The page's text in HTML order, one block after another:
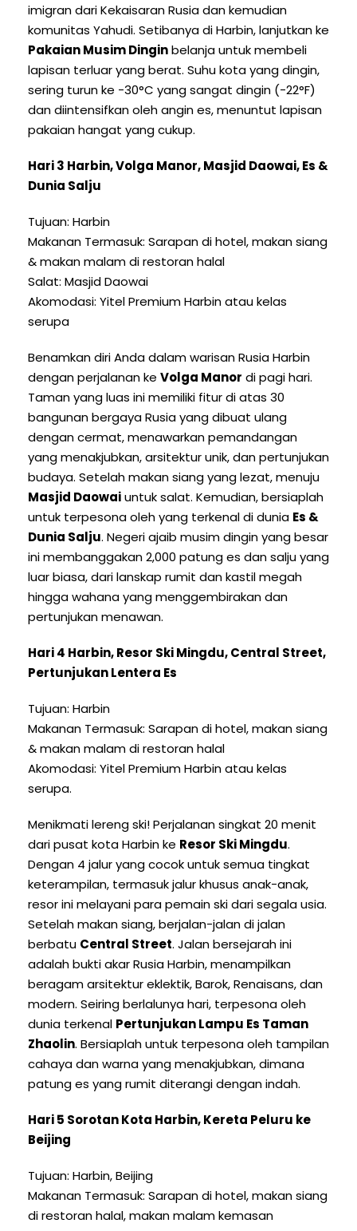
imigran dari Kekaisaran Rusia dan kemudian
komunitas Yahudi. Setibanya di Harbin, lanjutkan ke
Pakaian Musim Dinginbelanja untuk membeli
lapisan terluar yang berat. Suhu kota yang dingin,
sering turun ke -30°C yang sangat dingin (-22°F)
dan diintensifkan oleh angin es, menuntut lapisan
pakaian hangat yang cukup.
Hari 3 Harbin, Volga Manor, Masjid Daowai, Es &
Dunia Salju
Tujuan: Harbin
Makanan Termasuk: Sarapan di hotel, makan siang
& makan malam di restoran halal
Salat: Masjid Daowai
Akomodasi: Yitel Premium Harbin atau kelas
serupa
Benamkan diri Anda dalam warisan Rusia Harbin
dengan perjalanan ke Volga Manor di pagi hari.
Taman yang luas ini memiliki fitur di atas 30
bangunan bergaya Rusia yang dibuat ulang
dengan cermat, menawarkan pemandangan
yang menakjubkan, arsitektur unik, dan pertunjukan
budaya. Setelah makan siang yang lezat, menuju
Masjid Daowaiuntuk salat. Kemudian, bersiaplah
untuk terpesona oleh yang terkenal di dunia Es &
Dunia Salju. Negeri ajaib musim dingin yang besar
ini membanggakan 2,000 patung es dan salju yang
luar biasa, dari lanskap rumit dan kastil megah
hingga wahana yang menggembirakan dan
pertunjukan menawan.
Hari 4 Harbin, Resor Ski Mingdu, Central Street,
Pertunjukan Lentera Es
Tujuan: Harbin
Makanan Termasuk: Sarapan di hotel, makan siang
& makan malam di restoran halal
Akomodasi: Yitel Premium Harbin atau kelas
serupa.
Menikmati lereng ski! Perjalanan singkat 20 menit
dari pusat kota Harbin ke Resor Ski Mingdu.
Dengan 4 jalur yang cocok untuk semua tingkat
keterampilan, termasuk jalur khusus anak-anak,
resor ini melayani para pemain ski dari segala usia.
Setelah makan siang, berjalan-jalan di jalan
berbatu Central Street. Jalan bersejarah ini
adalah bukti akar Rusia Harbin, menampilkan
beragam arsitektur eklektik, Barok, Renaisans, dan
modern. Seiring berlalunya hari, terpesona oleh
dunia terkenal Pertunjukan Lampu Es Taman
Zhaolin. Bersiaplah untuk terpesona oleh tampilan
cahaya dan warna yang menakjubkan, dimana
patung es yang rumit diterangi dengan indah.
Hari 5 Sorotan Kota Harbin, Kereta Peluru ke
Beijing
Tujuan: Harbin, Beijing
Makanan Termasuk: Sarapan di hotel, makan siang
di restoran halal, makan malam kemasan